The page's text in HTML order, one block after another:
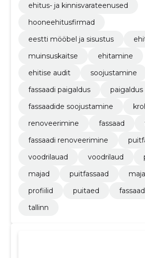
ehitus- ja kinnisvarateenused
hooneehitusfirmad
eestti mööbel ja sisustus
muinsuskaitse
ehitamine
ehitise audit
soojustamine
fassaadi paigaldus
paigaldus
fassaadide soojustamine
renoveerimine
fassaad
fassaadi renoveerimine
voodrilauad
voodrilaud
majad
puitfassaad
profiilid
puitaed
tallinn